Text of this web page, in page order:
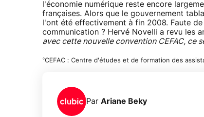
l'économie numérique reste encore
françaises. Alors que le gouvernement
l'ont été effectivement à fin 2008. Faute
communication ? Hervé Novelli a revu les
avec cette nouvelle convention CEFAC, ce
°CEFAC : Centre d'études et de formation des
Par Ariane Beky